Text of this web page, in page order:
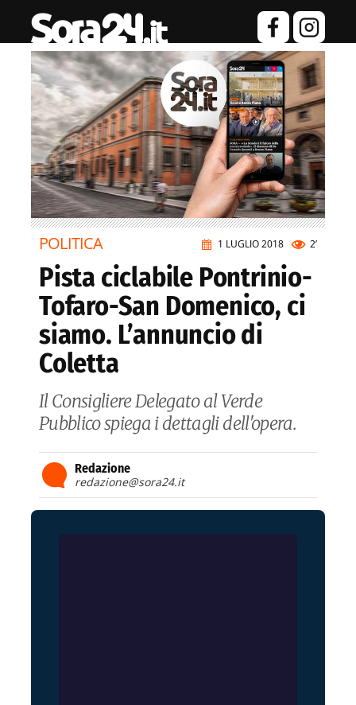
1 LUGLIO 2018 2’
POLITICA
Pista ciclabile Pontrinio-
Tofaro-San Domenico, ci
siamo. L’annuncio di
Coletta
Il Consigliere Delegato al Verde
Pubblico spiega i dettagli dell'opera.
Redazione
redazione@sora24.it